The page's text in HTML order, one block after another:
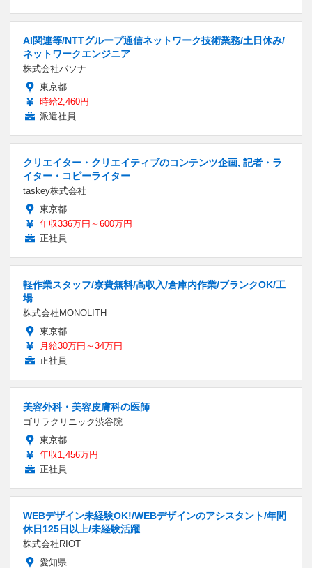
AI関連等/NTTグループ通信ネットワーク技術業務/土日休み/
ネットワークエンジニア
株式会社パソナ
東京都
時給2,460円
派遣社員
クリエイター・クリエイティブのコンテンツ企画, 記者・ラ
イター・コピーライター
taskey株式会社
東京都
年収336万円～600万円
正社員
軽作業スタッフ/寮費無料/高収入/倉庫内作業/ブランクOK/工
場
株式会社MONOLITH
東京都
月給30万円～34万円
正社員
美容外科・美容皮膚科の医師
ゴリラクリニック渋谷院
東京都
年収1,456万円
正社員
WEBデザイン未経験OK!/WEBデザインのアシスタント/年間
休日125日以上/未経験活躍
株式会社RIOT
愛知県